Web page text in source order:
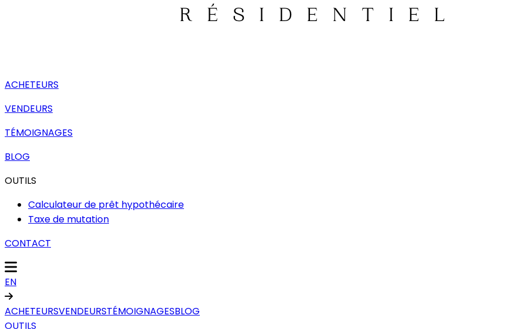
ACHETEURS
VENDEURS
TÉMOIGNAGES
BLOG
OUTILS
Calculateur de prêt hypothécaire
Taxe de mutation
CONTACT
EN
ACHETEURSVENDEURSTÉMOIGNAGESBLOG
OUTILS